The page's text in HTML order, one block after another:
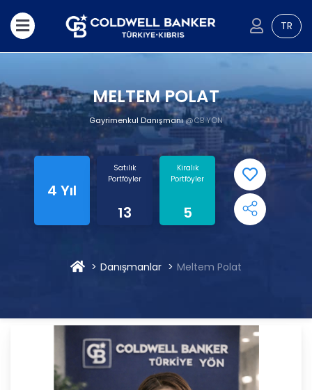
TR
MELTEM POLAT
Gayrimenkul Danışmanı@CB YÖN
4 Yıl
Satılık
Portföyler
13
Kiralık
Portföyler
5
Danışmanlar Meltem Polat